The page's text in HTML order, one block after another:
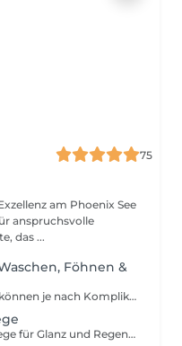
75
das ...
Föhnen &
Die Preise sind keine Fixpreise und können je nach Komplikation und Aufwand variieren.
Präziser Haarschnitt mit VIART-Pflege für Glanz und Regeneration